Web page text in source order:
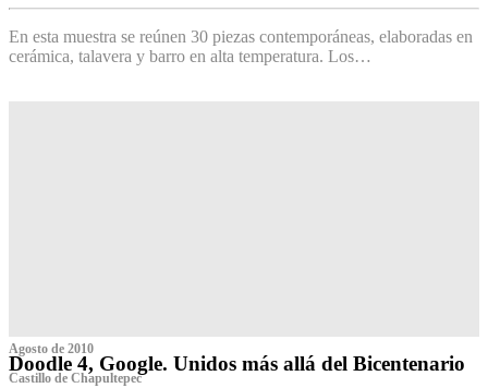
En esta muestra se reúnen 30 piezas contemporáneas, elaboradas en
cerámica, talavera y barro en alta temperatura. Los…
Agosto de 2010
Doodle 4, Google. Unidos más allá del Bicentenario
Castillo de Chapultepec